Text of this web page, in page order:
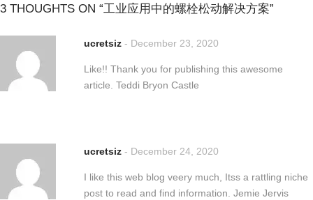
3 THOUGHTS ON “工业应用中的螺栓松动解决方案”
ucretsiz - December 23, 2020
Like!! Thank you for publishing this awesome
article. Teddi Bryon Castle
ucretsiz - December 24, 2020
I like this web blog veery much, Itss a rattling niche
post to read and find information. Jemie Jervis